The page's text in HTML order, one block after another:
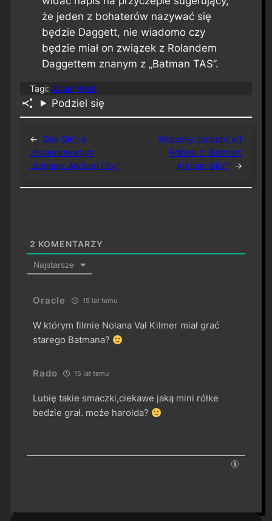
że jeden z bohaterów nazywać się
będzie Daggett, nie wiadomo czy
będzie miał on związek z Rolandem
Daggettem znanym z „Batman TAS”.
Tagi: Adam West
Podziel się
←
Dax Ginn o
zbalansowanym
„Batman: Arkham City”
Wczesny concept art
Robina z „Batman:
Arkham City” →
2 KOMENTARZY
Najstarsze
Oracle 15 lat temu
W którym filmie Nolana Val Kilmer miał grać
starego Batmana?
Rado 15 lat temu
Lubię takie smaczki,ciekawe jaką mini rółke
bedzie grał. może harolda?